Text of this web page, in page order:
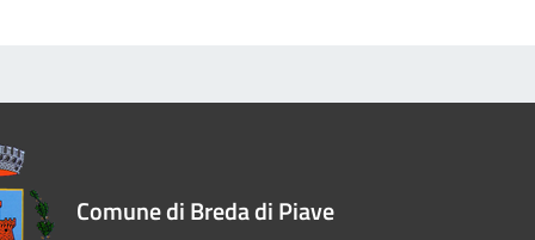
Comune di Breda di Piave